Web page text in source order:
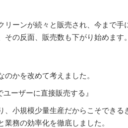
リーンが続々と販売され、今まで手
の反面、販売数も下がり始めます。
かを改めて考えました。
ーザーに直接販売する』
、小規模少量生産だからこそできる
務の効率化を徹底しました。